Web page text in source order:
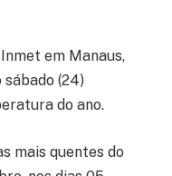
em Manaus,
(24)
do ano.
mais quentes do